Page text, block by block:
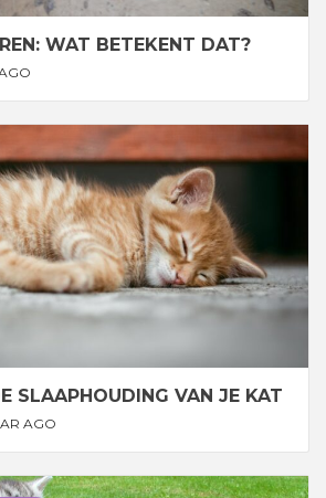
WAT BETEKENT DAT?
SLAAPHOUDING VAN JE KAT
AGO